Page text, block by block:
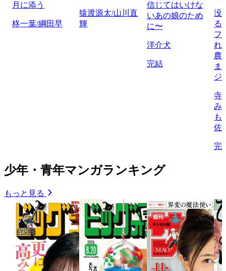
月に添う
柊一葉/綱田早
猿渡源太/山川直
輝
信じてはいけな
いあの娘のため
に〜
洋介犬
完結
没
る
フ
れ
農
ま
ジ
寺
み
も
佐
完
少年・青年マンガランキング
もっと見る